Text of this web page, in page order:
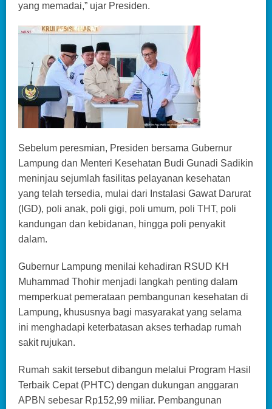
yang memadai,” ujar Presiden.
Sebelum peresmian, Presiden bersama Gubernur
Lampung dan Menteri Kesehatan Budi Gunadi Sadikin
meninjau sejumlah fasilitas pelayanan kesehatan
yang telah tersedia, mulai dari Instalasi Gawat Darurat
(IGD), poli anak, poli gigi, poli umum, poli THT, poli
kandungan dan kebidanan, hingga poli penyakit
dalam.
Gubernur Lampung menilai kehadiran RSUD KH
Muhammad Thohir menjadi langkah penting dalam
memperkuat pemerataan pembangunan kesehatan di
Lampung, khususnya bagi masyarakat yang selama
ini menghadapi keterbatasan akses terhadap rumah
sakit rujukan.
Rumah sakit tersebut dibangun melalui Program Hasil
Terbaik Cepat (PHTC) dengan dukungan anggaran
APBN sebesar Rp152,99 miliar. Pembangunan